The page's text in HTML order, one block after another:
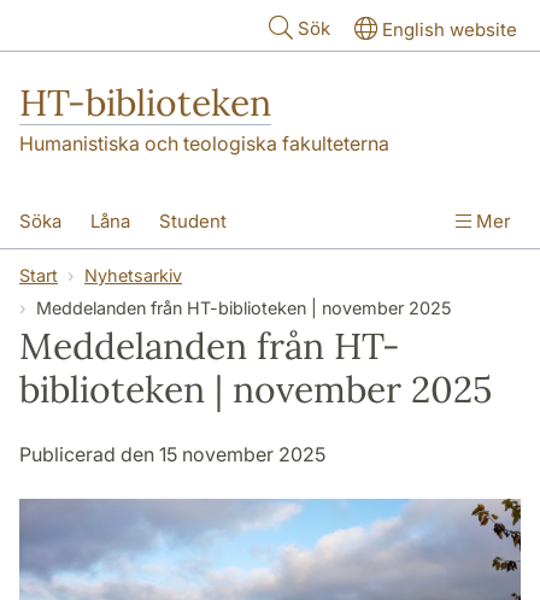
Sök English website
HT-biblioteken
Humanistiska och teologiska fakulteterna
Söka Låna Student
Forskare/doktorand
Mer
Start
Nyhetsarkiv
Meddelanden från HT-biblioteken | november 2025
Meddelanden från HT-
biblioteken | november 2025
Publicerad den 15 november 2025